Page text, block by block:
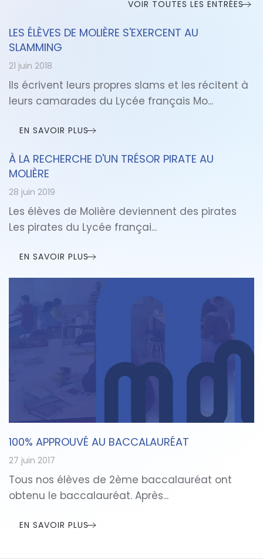
VOIR TOUTES LES ENTRÉES
LES ÉLÈVES DE MOLIÈRE S'EXERCENT AU
SLAMMING
21 juin 2018
Ils écrivent leurs propres slams et les récitent à
leurs camarades du Lycée français Mo...
EN SAVOIR PLUS
À LA RECHERCHE D'UN TRÉSOR PIRATE AU
MOLIÈRE
28 juin 2019
Les élèves de Molière deviennent des pirates
Les pirates du Lycée françai...
EN SAVOIR PLUS
100% APPROUVÉ AU BACCALAURÉAT
27 juin 2017
Tous nos élèves de 2ème baccalauréat ont
obtenu le baccalauréat. Après...
EN SAVOIR PLUS